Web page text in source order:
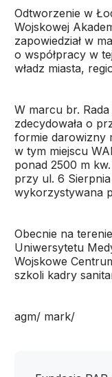
Odtworzenie w
Wojskowej
zapowiedział w
o współpracy w
władz miasta,
W marcu br. Rada
zdecydowała o
formie darowizny
w tym miejscu
ponad 2500 m
przy ul. 6 Sierpnia
wykorzystywana
Obecnie na
Uniwersytetu
Wojskowe
szkoli kadry
agm/ mark/